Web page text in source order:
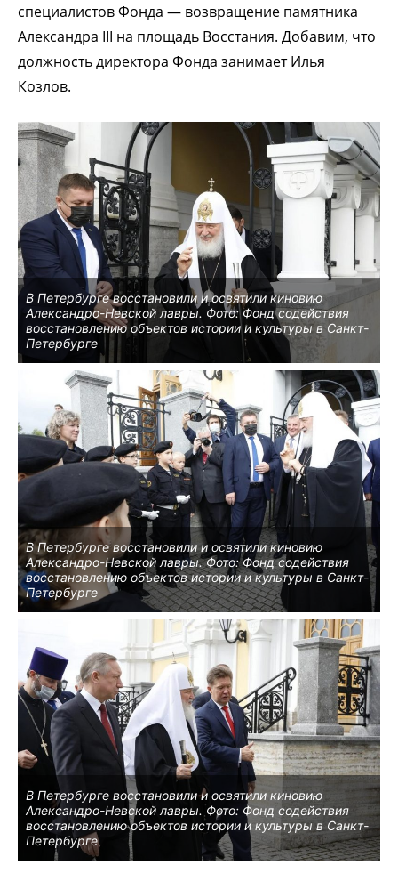
специалистов Фонда — возвращение памятника
Александрa III на площадь Восстания. Добавим, что
должность директора Фонда занимает Илья
Козлов.
В Петербурге восстановили и освятили киновию
Александро-Невской лавры. Фото: Фонд содействия
восстановлению объектов истории и культуры в Санкт-
Петербурге
В Петербурге восстановили и освятили киновию
Александро-Невской лавры. Фото: Фонд содействия
восстановлению объектов истории и культуры в Санкт-
Петербурге
В Петербурге восстановили и освятили киновию
Александро-Невской лавры. Фото: Фонд содействия
восстановлению объектов истории и культуры в Санкт-
Петербурге